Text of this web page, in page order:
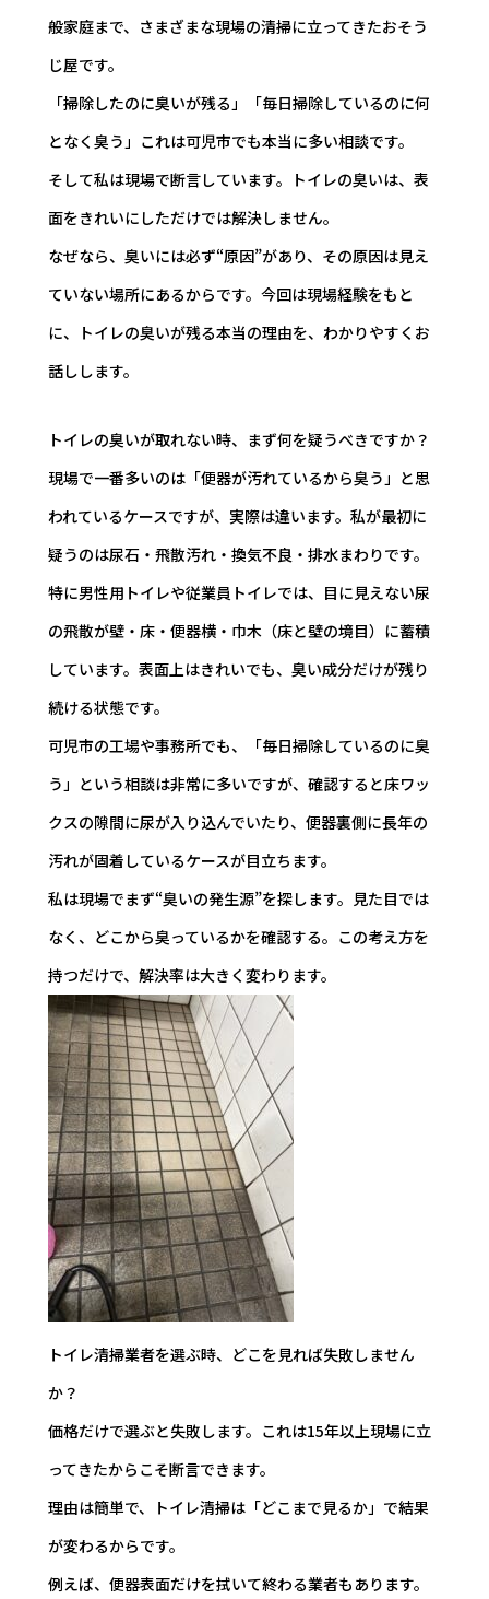
般家庭まで、さまざまな現場の清掃に立ってきたおそう
じ屋です。
「掃除したのに臭いが残る」「毎日掃除しているのに何
となく臭う」――これは可児市でも本当に多い相談です。
そして私は現場で断言しています。トイレの臭いは、表
面をきれいにしただけでは解決しません。
なぜなら、臭いには必ず“原因”があり、その原因は見え
ていない場所にあるからです。今回は現場経験をもと
に、トイレの臭いが残る本当の理由を、わかりやすくお
話しします。
トイレの臭いが取れない時、まず何を疑うべきですか？
現場で一番多いのは「便器が汚れているから臭う」と思
われているケースですが、実際は違います。私が最初に
疑うのは尿石・飛散汚れ・換気不良・排水まわりです。
特に男性用トイレや従業員トイレでは、目に見えない尿
の飛散が壁・床・便器横・巾木（床と壁の境目）に蓄積
しています。表面上はきれいでも、臭い成分だけが残り
続ける状態です。
可児市の工場や事務所でも、「毎日掃除しているのに臭
う」という相談は非常に多いですが、確認すると床ワッ
クスの隙間に尿が入り込んでいたり、便器裏側に長年の
汚れが固着しているケースが目立ちます。
私は現場でまず“臭いの発生源”を探します。見た目では
なく、どこから臭っているかを確認する。この考え方を
持つだけで、解決率は大きく変わります。
トイレ清掃業者を選ぶ時、どこを見れば失敗しません
か？
価格だけで選ぶと失敗します。これは15年以上現場に立
ってきたからこそ断言できます。
理由は簡単で、トイレ清掃は「どこまで見るか」で結果
が変わるからです。
例えば、便器表面だけを拭いて終わる業者もあります。